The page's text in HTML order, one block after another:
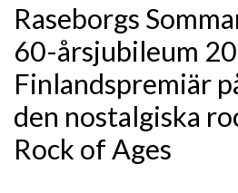
Raseborgs
60-årsjubileum
Finlandspremiär
den nostalgiska
Rock of Ages